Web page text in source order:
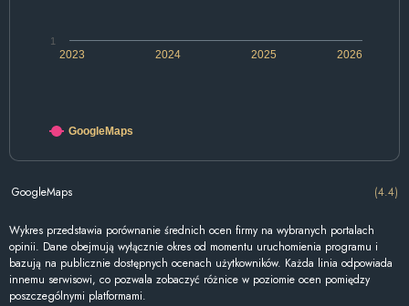
2024 2026
2023 2025
1
GoogleMaps
GoogleMaps (4.4)
Wykres przedstawia porównanie średnich ocen firmy na wybranych portalach
opinii. Dane obejmują wyłącznie okres od momentu uruchomienia programu i
bazują na publicznie dostępnych ocenach użytkowników. Każda linia odpowiada
innemu serwisowi, co pozwala zobaczyć różnice w poziomie ocen pomiędzy
poszczególnymi platformami.